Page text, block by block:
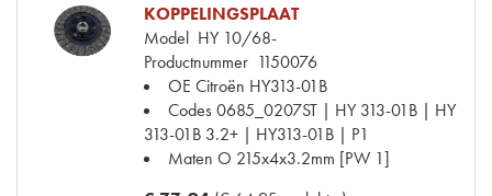
KOPPELINGSPLAAT
Model HY 10/68-
Productnummer 1150076
OE Citroën HY313-01B
Codes0685_0207ST | HY 313-01B | HY
313-01B 3.2+ | HY313-01B | P1
Maten O 215x4x3.2mm [PW 1]